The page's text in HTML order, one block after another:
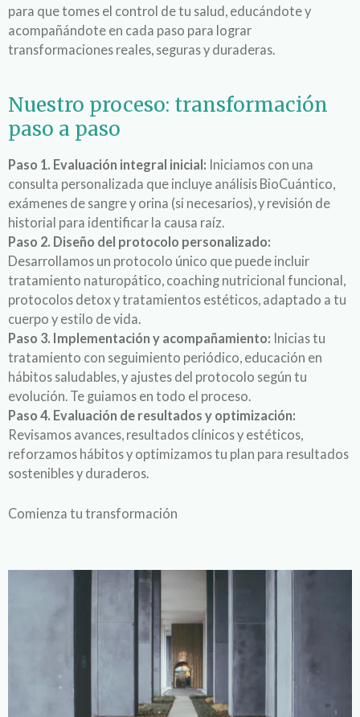
para que tomes el control de tu salud, educándote y
acompañándote en cada paso para lograr
transformaciones reales, seguras y duraderas.
Nuestro proceso: transformación
paso a paso
Paso 1. Evaluación integral inicial: Iniciamos con una
consulta personalizada que incluye análisis BioCuántico,
exámenes de sangre y orina (si necesarios), y revisión de
historial para identificar la causa raíz.
Paso 2. Diseño del protocolo personalizado:
Desarrollamos un protocolo único que puede incluir
tratamiento naturopático, coaching nutricional funcional,
protocolos detox y tratamientos estéticos, adaptado a tu
cuerpo y estilo de vida.
Paso 3. Implementación y acompañamiento: Inicias tu
tratamiento con seguimiento periódico, educación en
hábitos saludables, y ajustes del protocolo según tu
evolución. Te guiamos en todo el proceso.
Paso 4. Evaluación de resultados y optimización:
Revisamos avances, resultados clínicos y estéticos,
reforzamos hábitos y optimizamos tu plan para resultados
sostenibles y duraderos.
Comienza tu transformación